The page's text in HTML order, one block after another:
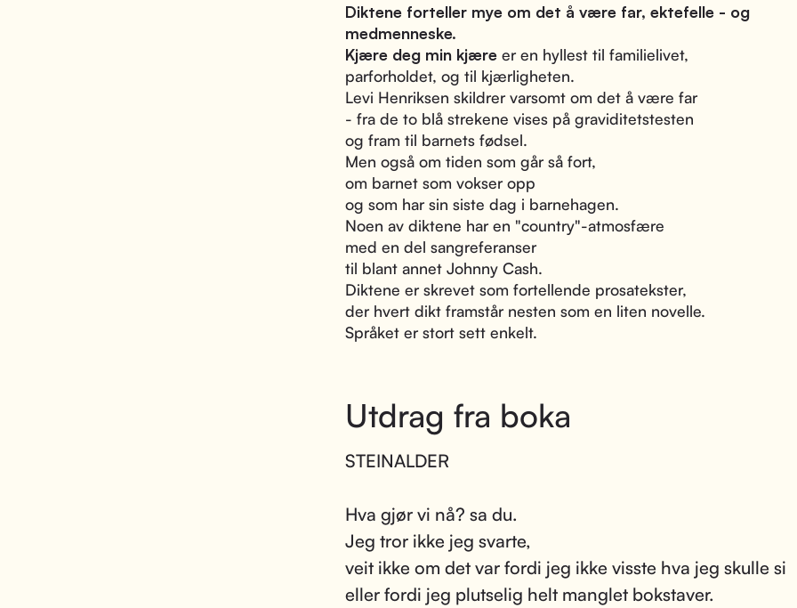
Diktene forteller mye om det å være far, ektefelle - og
medmenneske.
Kjære deg min kjære er en hyllest til familielivet,
parforholdet, og til kjærligheten.
Levi Henriksen skildrer varsomt om det å være far
- fra de to blå strekene vises på graviditetstesten
og fram til barnets fødsel.
Men også om tiden som går så fort,
om barnet som vokser opp
og som har sin siste dag i barnehagen.
Noen av diktene har en "country"-atmosfære
med en del sangreferanser
til blant annet Johnny Cash.
Diktene er skrevet som fortellende prosatekster,
der hvert dikt framstår nesten som en liten novelle.
Språket er stort sett enkelt.
Utdrag fra boka
STEINALDER
Hva gjør vi nå? sa du.
Jeg tror ikke jeg svarte,
veit ikke om det var fordi jeg ikke visste hva jeg skulle si
eller fordi jeg plutselig helt manglet bokstaver.